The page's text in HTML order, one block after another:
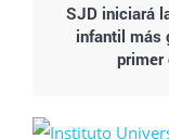
SJD iniciará
infantil más
primer